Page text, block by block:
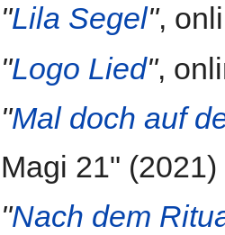
"Lila Segel",
"Logo Lied",
"Mal doch auf
Magi 21" (2021)
"Nach dem